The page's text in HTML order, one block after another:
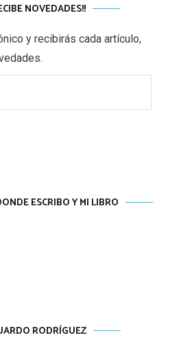
NOVEDADES!!
y recibirás cada artículo,
ESCRIBO Y MI LIBRO
RODRÍGUEZ